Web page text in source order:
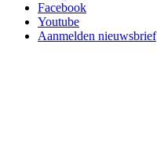
Facebook
Youtube
Aanmelden nieuwsbrief